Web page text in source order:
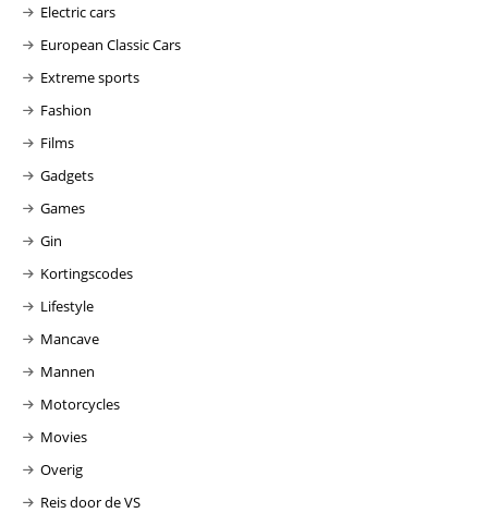
Electric cars
European Classic Cars
Extreme sports
Fashion
Films
Gadgets
Games
Gin
Kortingscodes
Lifestyle
Mancave
Mannen
Motorcycles
Movies
Overig
Reis door de VS